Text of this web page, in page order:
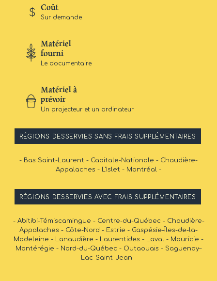
Coût
Sur demande
Matériel
fourni
Le documentaire
Matériel à
prévoir
Un projecteur et un ordinateur
RÉGIONS DESSERVIES SANS FRAIS SUPPLÉMENTAIRES
- Bas Saint-Laurent - Capitale-Nationale - Chaudière-
Appalaches - L'Islet - Montréal -
RÉGIONS DESSERVIES AVEC FRAIS SUPPLÉMENTAIRES
- Abitibi-Témiscamingue - Centre-du-Québec - Chaudière-
Appalaches - Côte-Nord - Estrie - Gaspésie–Îles-de-la-
Madeleine - Lanaudière - Laurentides - Laval - Mauricie -
Montérégie - Nord-du-Québec - Outaouais - Saguenay–
Lac-Saint-Jean -